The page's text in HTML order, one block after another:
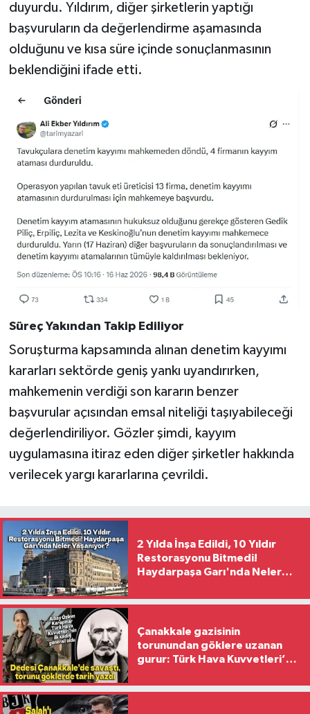
duyurdu. Yıldırım, diğer şirketlerin yaptığı
başvuruların da değerlendirme aşamasında
olduğunu ve kısa süre içinde sonuçlanmasının
beklendiğini ifade etti.
Süreç Yakından Takip Ediliyor
Soruşturma kapsamında alınan denetim kayyımı
kararları sektörde geniş yankı uyandırırken,
mahkemenin verdiği son kararın benzer
başvurular açısından emsal niteliği taşıyabileceği
değerlendiriliyor. Gözler şimdi, kayyım
uygulamasına itiraz eden diğer şirketler hakkında
verilecek yargı kararlarına çevrildi.
2 Yılda İnşa Edildi, 10 Yıldır
Restorasyonu Bitmedi!
Haydarpaşa Garı'nda Neler
Çanakkale gazisinin
torunundan göklere uzanan
gurur: Türk Hava Kuvvetleri’nin